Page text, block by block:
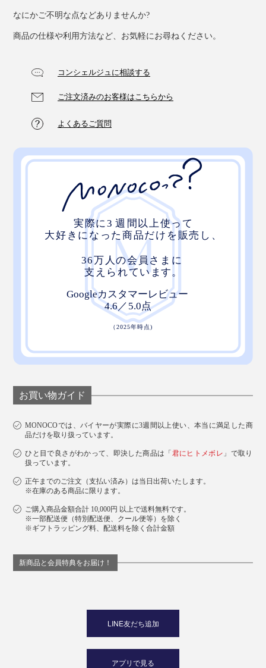
なにかご不明な点などありませんか?
商品の仕様や利用方法など、お気軽にお尋ねください。
コンシェルジュに相談する
ご注文済みのお客様はこちらから
よくあるご質問
お買い物ガイド
MONOCOでは、バイヤーが実際に3週間以上使い、本当に満足した商
品だけを取り扱っています。
ひと目で良さがわかって、即決した商品は「君にヒトメボレ 」で取り
扱っています。
正午までのご注文（支払い済み）は当日出荷いたします。
※在庫のある商品に限ります。
ご購入商品金額合計 10,000円 以上で送料無料です。
※一部配送便（特別配送便、クール便等）を除く
※ギフトラッピング料、配送料を除く合計金額
新商品と会員特典をお届け！
LINE友だち追加
アプリで見る